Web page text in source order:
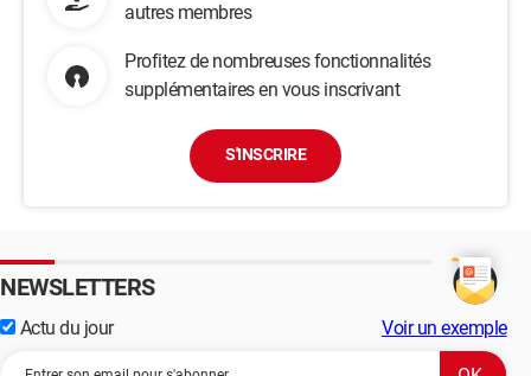
autres membres
Profitez de nombreuses fonctionnalités
supplémentaires en vous inscrivant
S'INSCRIRE
NEWSLETTERS
Actu du jour Voir un exemple